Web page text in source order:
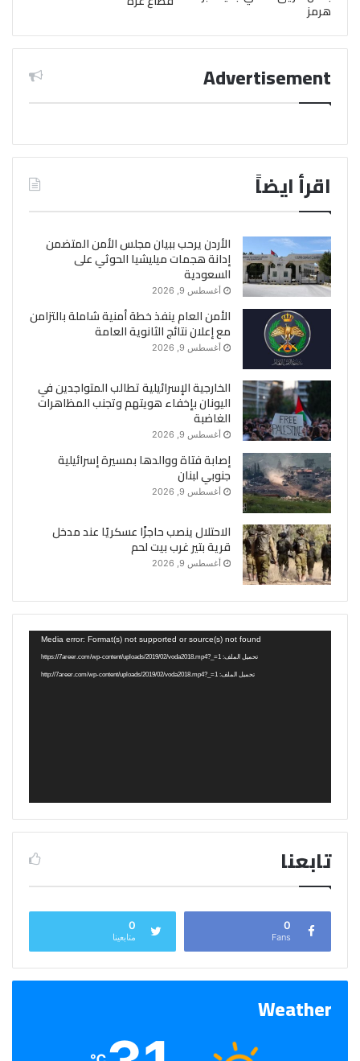
هرمز
Advertisement
اقرأ ايضاً
الأردن يرحب ببيان مجلس الأمن المتضمن
إدانة هجمات ميليشيا الحوثي على
السعودية
أغسطس 9, 2026
الأمن العام ينفذ خطة أمنية شاملة بالتزامن
مع إعلان نتائج الثانوية العامة
أغسطس 9, 2026
الخارجية الإسرائيلية تطالب المتواجدين في
اليونان بإخفاء هويتهم وتجنب المظاهرات
الغاضبة
أغسطس 9, 2026
إصابة فتاة ووالدها بمسيرة إسرائيلية
جنوبي لبنان
أغسطس 9, 2026
الاحتلال ينصب حاجزًا عسكريًا عند مدخل
قرية بتير غرب بيت لحم
أغسطس 9, 2026
Media error: Format(s) not supported or source(s) not found
تحميل الملف: https://7areer.com/wp-content/uploads/2019/02/voda2018.mp4?_=1
تحميل الملف: http://7areer.com/wp-content/uploads/2019/02/voda2018.mp4?_=1
تابعنا
0
Fans
0
متابعينا
Weather